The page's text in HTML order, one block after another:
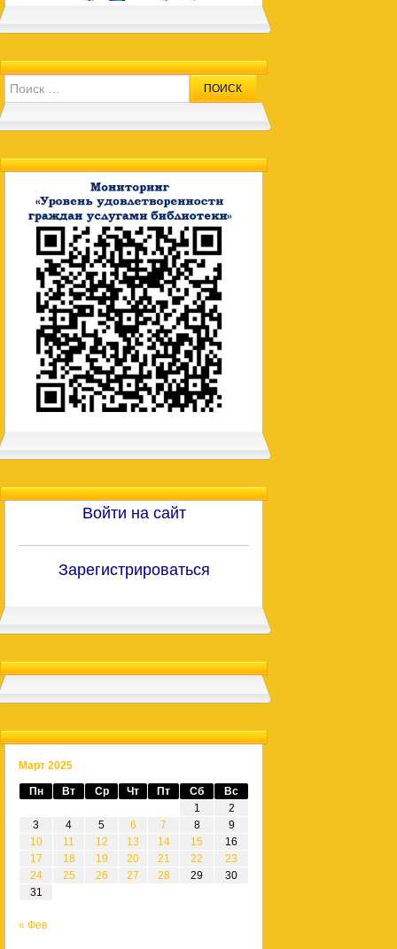
Search for:
Войти на сайт
Зарегистрироваться
Март 2025
Пн Вт Ср Чт Пт Сб
Вс
1
2
3
4 5 6 7 8
9
10
11 12 13 14 15
16
17
18 19 20 21 22
23
24
25 26 27 28 29
30
31
« Фев